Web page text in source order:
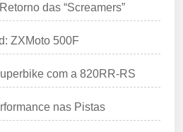
das “Screamers”
ZXMoto 500F
com a 820RR-RS
nas Pistas